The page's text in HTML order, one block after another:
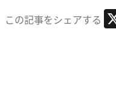
この記事をシェアする